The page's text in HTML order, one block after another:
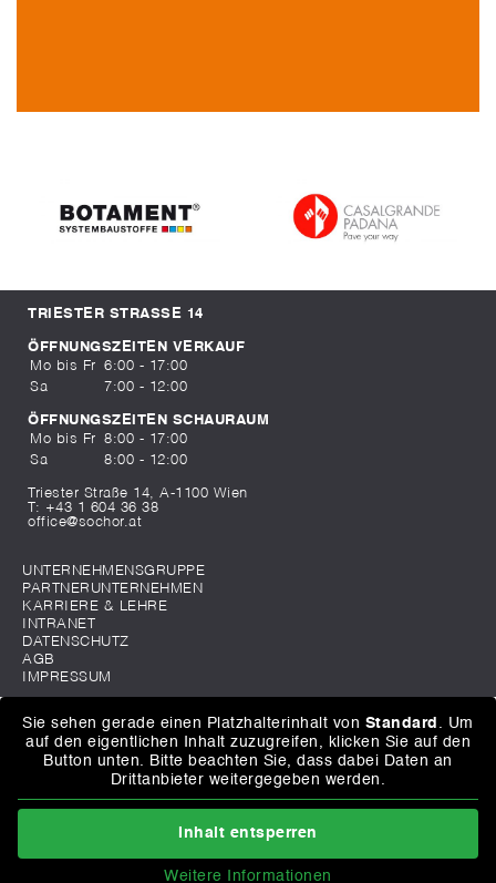
TRIESTER STRASSE 14
ÖFFNUNGSZEITEN VERKAUF
Mo bis Fr
6:00 - 17:00
Sa
7:00 - 12:00
ÖFFNUNGSZEITEN SCHAURAUM
Mo bis Fr
8:00 - 17:00
Sa
8:00 - 12:00
Triester Straße 14, A-1100 Wien
T: +43 1 604 36 38
office@sochor.at
UNTERNEHMENSGRUPPE
PARTNERUNTERNEHMEN
KARRIERE & LEHRE
INTRANET
DATENSCHUTZ
AGB
IMPRESSUM
Sie sehen gerade einen Platzhalterinhalt von Standard . Um
auf den eigentlichen Inhalt zuzugreifen, klicken Sie auf den
Button unten. Bitte beachten Sie, dass dabei Daten an
Drittanbieter weitergegeben werden.
Inhalt entsperren
Weitere Informationen